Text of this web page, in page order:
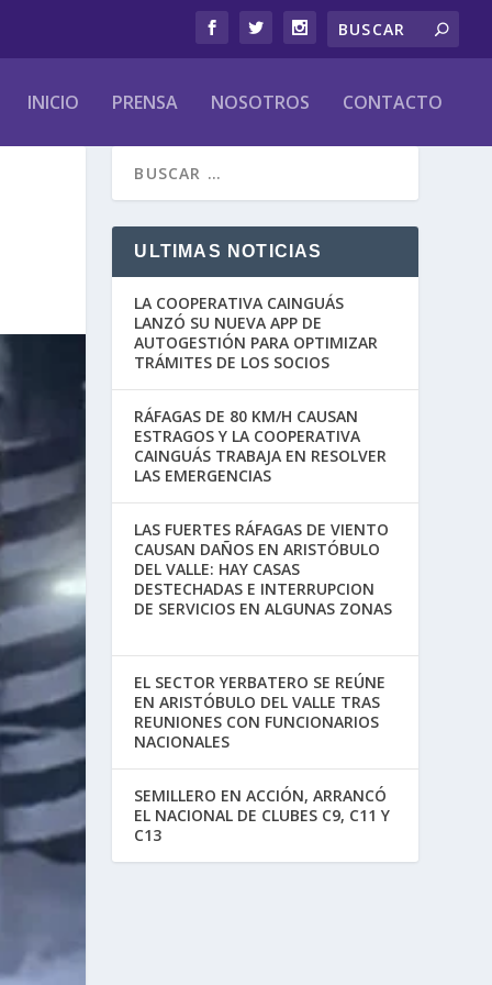
INICIO PRENSA NOSOTROS CONTACTO
ULTIMAS NOTICIAS
LA COOPERATIVA CAINGUÁS
LANZÓ SU NUEVA APP DE
AUTOGESTIÓN PARA OPTIMIZAR
TRÁMITES DE LOS SOCIOS
RÁFAGAS DE 80 KM/H CAUSAN
ESTRAGOS Y LA COOPERATIVA
CAINGUÁS TRABAJA EN RESOLVER
LAS EMERGENCIAS
LAS FUERTES RÁFAGAS DE VIENTO
CAUSAN DAÑOS EN ARISTÓBULO
DEL VALLE: HAY CASAS
DESTECHADAS E INTERRUPCION
DE SERVICIOS EN ALGUNAS ZONAS
EL SECTOR YERBATERO SE REÚNE
EN ARISTÓBULO DEL VALLE TRAS
REUNIONES CON FUNCIONARIOS
NACIONALES
SEMILLERO EN ACCIÓN, ARRANCÓ
EL NACIONAL DE CLUBES C9, C11 Y
C13